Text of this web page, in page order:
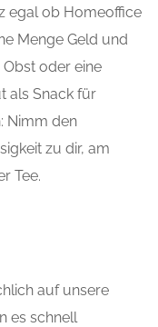
egal ob Homeoffice
Menge Geld und
oder eine
als Snack für
Nimm den
zu dir, am
Tee.
auf unsere
es schnell